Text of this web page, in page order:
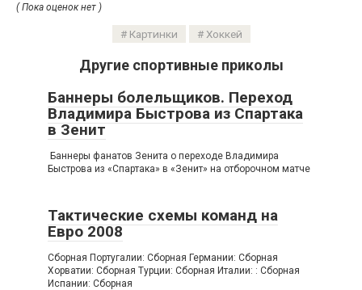
( Пока оценок нет )
Картинки Хоккей
Другие спортивные приколы
Баннеры болельщиков. Переход
Владимира Быстрова из Спартака
в Зенит
Баннеры фанатов Зенита о переходе Владимира
Быстрова из «Спартака» в «Зенит» на отборочном матче
Тактические схемы команд на
Евро 2008
Сборная Португалии: Сборная Германии: Сборная
Хорватии: Сборная Турции: Сборная Италии: : Сборная
Испании: Сборная